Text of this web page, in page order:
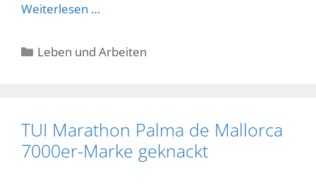
Weiterlesen …
Kategorien
Leben und Arbeiten
TUI Marathon Palma de Mallorca
7000er-Marke geknackt